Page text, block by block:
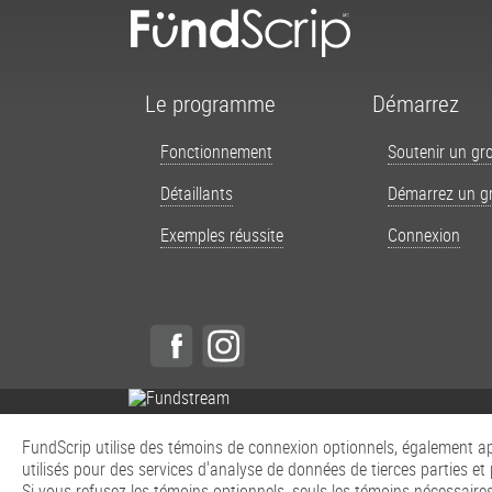
FundScrip utilise des témoins de connexion optionnels, également
utilisés pour des services d'analyse de données de tierces parties
Le programme
Fonctionnement
Détaillants
Exemples réussite
Démarrez
Soutenir un
Démarrez un
Connexion